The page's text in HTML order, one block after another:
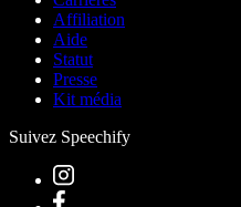
Affiliation
Aide
Statut
Presse
Kit média
Suivez Speechify